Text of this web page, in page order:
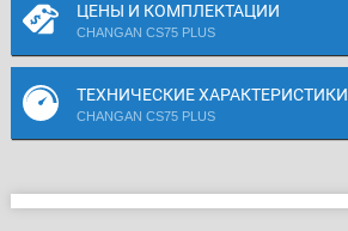
ЦЕНЫ И КОМПЛЕКТАЦИИ
CHANGAN CS75 PLUS
ТЕХНИЧЕСКИЕ ХАРАКТЕРИСТИКИ
CHANGAN CS75 PLUS